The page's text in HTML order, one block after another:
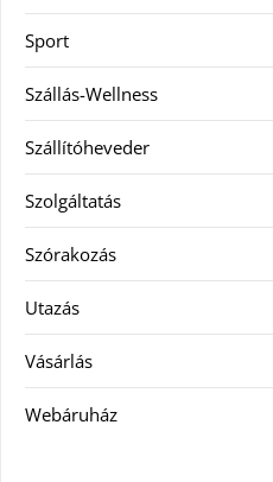
Sport
Szállás-Wellness
Szállítóheveder
Szolgáltatás
Szórakozás
Utazás
Vásárlás
Webáruház